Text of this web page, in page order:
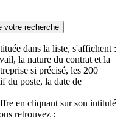
votre recherche
dans la liste, s'affichent :
la nature du contrat et la
si précisé, les 200
du poste, la date de
en cliquant sur son intitulé
retrouvez :